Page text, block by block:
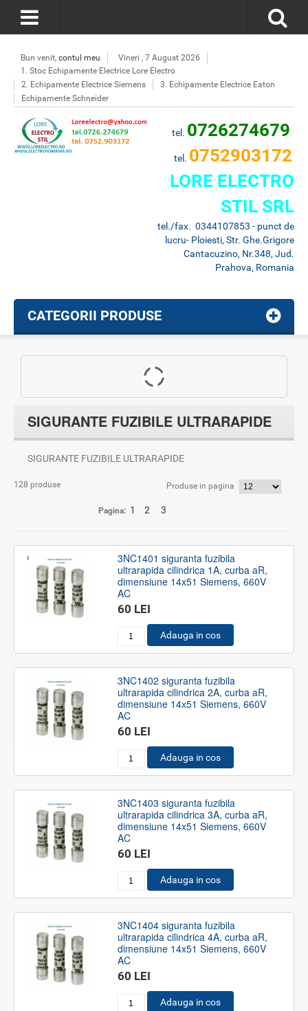
Bun venit, contul meu
Vineri , 7 August 2026
1. Stoc Echipamente Electrice Lore Electro
2. Echipamente Electrice Siemens
3. Echipamente Electrice Eaton
Echipamente Schneider
tel. 0726274679
tel. 0752903172
LORE ELECTRO
STIL SRL
tel./fax. 0344107853 - punct de
lucru- Ploiesti, Str. Ghe.Grigore
Cantacuzino, Nr.348, Jud.
Prahova, Romania
CATEGORII PRODUSE
SIGURANTE FUZIBILE ULTRARAPIDE
SIGURANTE FUZIBILE ULTRARAPIDE
128 produse Produse in pagina
Pagina: 1 2 3
3NC1401 siguranta fuzibila
ultrarapida cilindrica 1A, curba aR,
dimensiune 14x51 Siemens, 660V
AC
60 LEI
Adauga in cos
3NC1402 siguranta fuzibila
ultrarapida cilindrica 2A, curba aR,
dimensiune 14x51 Siemens, 660V
AC
60 LEI
Adauga in cos
3NC1403 siguranta fuzibila
ultrarapida cilindrica 3A, curba aR,
dimensiune 14x51 Siemens, 660V
AC
60 LEI
Adauga in cos
3NC1404 siguranta fuzibila
ultrarapida cilindrica 4A, curba aR,
dimensiune 14x51 Siemens, 660V
AC
60 LEI
Adauga in cos